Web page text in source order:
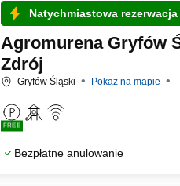
Natychmiastowa rezerwacja
Agromurena Gryfów
Zdrój
Gryfów Śląski Pokaż na mapie
FREE
Bezpłatne anulowanie